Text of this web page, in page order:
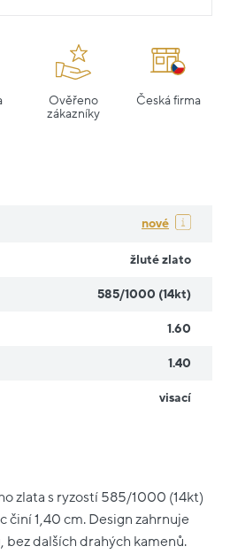
Ověřeno
zákazníky
Česká firma
zlata s ryzostí 585/1000 (14kt)
činí 1,40 cm. Design zahrnuje
bez dalších drahých kamenů.
nové
žluté zlato
585/1000 (14kt)
1.60
1.40
visací